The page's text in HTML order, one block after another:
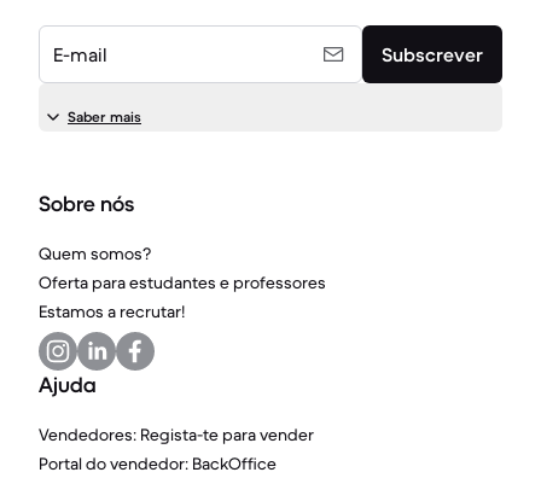
E-mail Subscrever
Saber mais
Sobre nós
Quem somos?
Oferta para estudantes e professores
Estamos a recrutar!
Ajuda
Vendedores: Regista-te para vender
Portal do vendedor: BackOffice